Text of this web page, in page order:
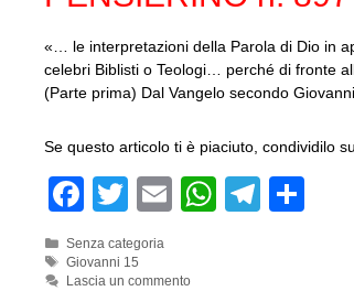
«… le interpretazioni della Parola di Dio in
celebri Biblisti o Teologi… perché di fronte
(Parte prima) Dal Vangelo secondo
Se questo articolo ti è piaciuto, condividilo
F
a
c
T
wi
tt
E
ail
W
T
Categorie
Senza categoria
Tag
Giovanni 15
Lascia un commento